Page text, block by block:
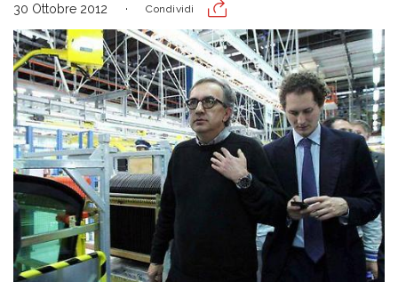
30 Ottobre 2012 Condividi